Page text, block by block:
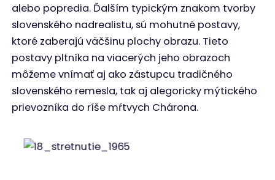
alebo popredia. Ďalším typickým znakom tvorby
slovenského nadrealistu, sú mohutné postavy,
ktoré zaberajú väčšinu plochy obrazu. Tieto
postavy pltníka na viacerých jeho obrazoch
môžeme vnímať aj ako zástupcu tradičného
slovenského remesla, tak aj alegoricky mýtického
prievozníka do ríše mŕtvych Chárona.